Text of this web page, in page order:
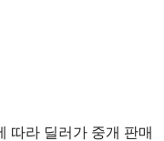
따라 딜러가 중개 판매